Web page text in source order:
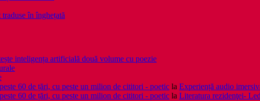
în înghețată
inteligența artificială două volume cu poezie
60 de țări, cu peste un milion de cititori - poetic la Experiență audio
60 de țări, cu peste un milion de cititori - poetic la Literatura rezidenţei-